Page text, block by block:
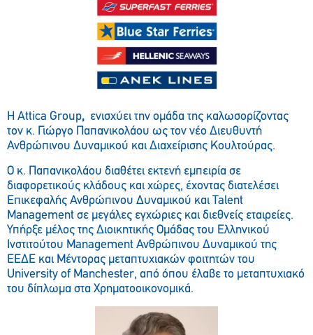
Η Attica Group, ενισχύει την ομάδα της καλωσορίζοντας
τον κ. Γιώργο Παπανικολάου ως τον νέο Διευθυντή
Ανθρώπινου Δυναμικού και Διαχείρισης Κουλτούρας.
Ο κ. Παπανικολάου διαθέτει εκτενή εμπειρία σε
διαφορετικούς κλάδους και χώρες, έχοντας διατελέσει
Επικεφαλής Ανθρώπινου Δυναμικού και Talent
Management σε μεγάλες εγχώριες και διεθνείς εταιρείες.
Υπήρξε μέλος της Διοικητικής Ομάδας του Ελληνικού
Ινστιτούτου Management Ανθρώπινου Δυναμικού της
ΕΕΔΕ και Μέντορας μεταπτυχιακών φοιτητών του
University of Manchester, από όπου έλαβε το μεταπτυχιακό
του δίπλωμα στα Χρηματοοικονομικά.